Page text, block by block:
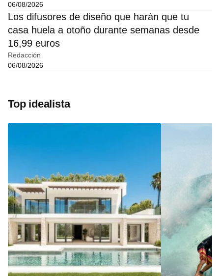
06/08/2026
Los difusores de diseño que harán que tu
casa huela a otoño durante semanas desde
16,99 euros
Redacción
06/08/2026
Top idealista